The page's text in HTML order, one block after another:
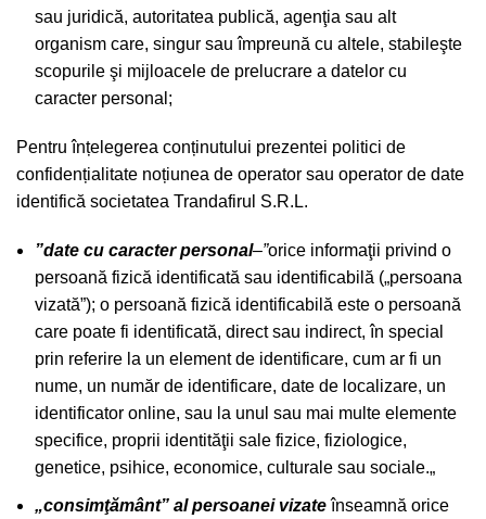
sau juridică, autoritatea publică, agenţia sau alt
organism care, singur sau împreună cu altele, stabileşte
scopurile şi mijloacele de prelucrare a datelor cu
caracter personal;
Pentru înțelegerea conținutului prezentei politici de
confidențialitate noțiunea de operator sau operator de date
identifică societatea Trandafirul S.R.L.
”date cu caracter personal–”orice informaţii privind o
persoană fizică identificată sau identificabilă („persoana
vizată”); o persoană fizică identificabilă este o persoană
care poate fi identificată, direct sau indirect, în special
prin referire la un element de identificare, cum ar fi un
nume, un număr de identificare, date de localizare, un
identificator online, sau la unul sau mai multe elemente
specifice, proprii identităţii sale fizice, fiziologice,
genetice, psihice, economice, culturale sau sociale.„
„consimţământ” al persoanei vizateînseamnă orice